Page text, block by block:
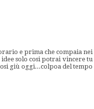
e prima che compaia nei
solo cosi potrai vincere tu
giù oggi...colpoa del tempo